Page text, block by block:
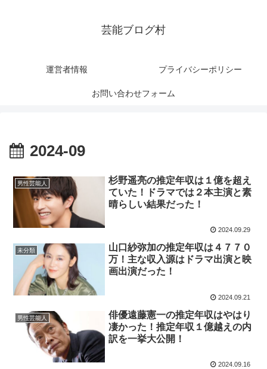
芸能ブログ村
運営者情報 プライバシーポリシー
お問い合わせフォーム
2024-09
男性芸能人
杉野遥亮の推定年収は１億を超え
ていた！ドラマでは２本主演と素
晴らしい結果だった！
2024.09.29
未分類
山口紗弥加の推定年収は４７７０
万！主な収入源はドラマ出演と映
画出演だった！
2024.09.21
男性芸能人
俳優遠藤憲一の推定年収はやはり
凄かった！推定年収１億越えの内
訳を一挙大公開！
2024.09.16